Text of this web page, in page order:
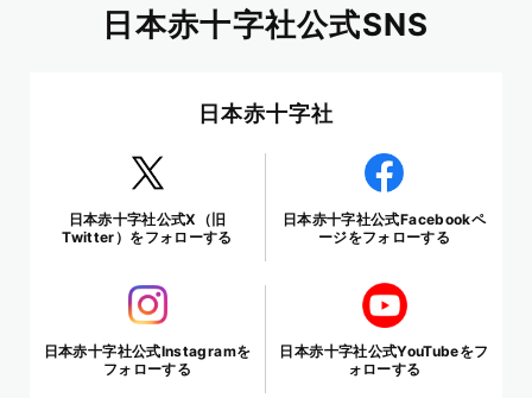
日本赤十字社公式SNS
日本赤十字社
日本赤十字社公式X（旧
Twitter）をフォローする
日本赤十字社公式Facebookペ
ージをフォローする
日本赤十字社公式Instagramを
フォローする
日本赤十字社公式YouTubeをフ
ォローする